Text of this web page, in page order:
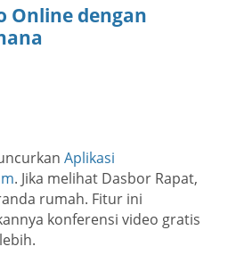
Online dengan
Aplikasi
. Jika melihat Dasbor Rapat,
rumah. Fitur ini
konferensi video gratis